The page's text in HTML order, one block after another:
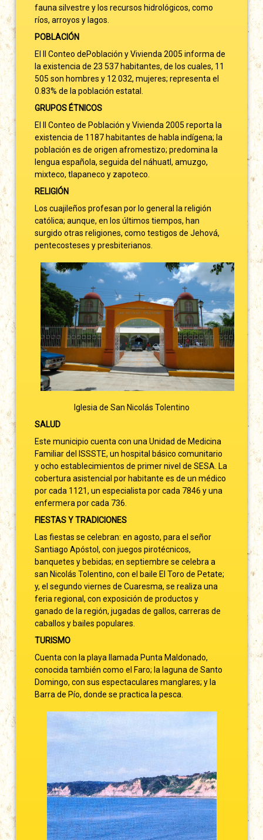
fauna silvestre y los recursos hidrológicos, como
ríos, arroyos y lagos.
POBLACIÓN
El II Conteo dePoblación y Vivienda 2005 informa de
la existencia de 23 537 habitantes, de los cuales, 11
505 son hombres y 12 032, mujeres; representa el
0.83% de la población estatal.
GRUPOS ÉTNICOS
El II Conteo de Población y Vivienda 2005 reporta la
existencia de 1187 habitantes de habla indígena; la
población es de origen afromestizo; predomina la
lengua española, seguida del náhuatl, amuzgo,
mixteco, tlapaneco y zapoteco.
RELIGIÓN
Los cuajileños profesan por lo general la religión
católica; aunque, en los últimos tiempos, han
surgido otras religiones, como testigos de Jehová,
pentecosteses y presbiterianos.
Iglesia de San Nicolás Tolentino
SALUD
Este municipio cuenta con una Unidad de Medicina
Familiar del ISSSTE, un hospital básico comunitario
y ocho establecimientos de primer nivel de SESA. La
cobertura asistencial por habitante es de un médico
por cada 1121, un especialista por cada 7846 y una
enfermera por cada 736.
FIESTAS Y TRADICIONES
Las fiestas se celebran: en agosto, para el señor
Santiago Apóstol, con juegos pirotécnicos,
banquetes y bebidas; en septiembre se celebra a
san Nicolás Tolentino, con el baile El Toro de Petate;
y, el segundo viernes de Cuaresma, se realiza una
feria regional, con exposición de productos y
ganado de la región, jugadas de gallos, carreras de
caballos y bailes populares.
TURISMO
Cuenta con la playa llamada Punta Maldonado,
conocida también como el Faro; la laguna de Santo
Domingo, con sus espectaculares manglares; y la
Barra de Pío, donde se practica la pesca.